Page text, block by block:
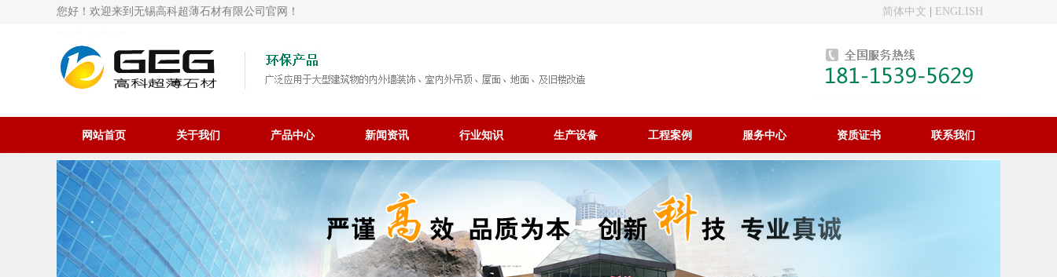
您好！欢迎来到无锡高科超薄石材有限公司官网！ 简体中文 ENGLISH
网站首页 关于我们 产品中心 新闻资讯 行业知识 生产设备 工程案例 服务中心 资质证书 联系我们